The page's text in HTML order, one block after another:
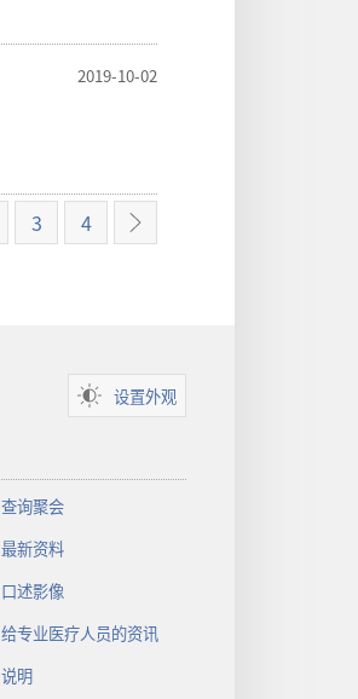
2019-10-02
3 4
下
设置外观
查询聚会
最新资料
口述影像
给专业医疗人员的资讯
说明